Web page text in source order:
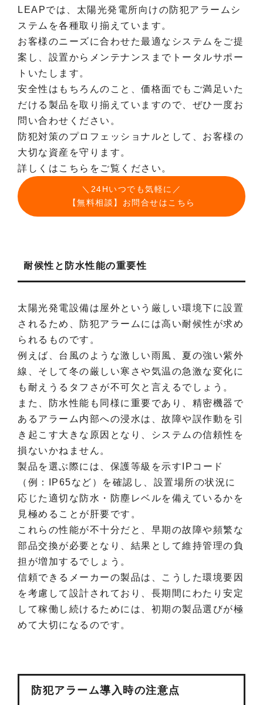
LEAPでは、太陽光発電所向けの防犯アラームシ
ステムを各種取り揃えています。
お客様のニーズに合わせた最適なシステムをご提
案し、設置からメンテナンスまでトータルサポー
トいたします。
安全性はもちろんのこと、価格面でもご満足いた
だける製品を取り揃えていますので、ぜひ一度お
問い合わせください。
防犯対策のプロフェッショナルとして、お客様の
大切な資産を守ります。
詳しくはこちらをご覧ください。
＼24Hいつでも気軽に／
【無料相談】お問合せはこちら
耐候性と防水性能の重要性
太陽光発電設備は屋外という厳しい環境下に設置
されるため、防犯アラームには高い耐候性が求め
られるものです。
例えば、台風のような激しい雨風、夏の強い紫外
線、そして冬の厳しい寒さや気温の急激な変化に
も耐えうるタフさが不可欠と言えるでしょう。
また、防水性能も同様に重要であり、精密機器で
あるアラーム内部への浸水は、故障や誤作動を引
き起こす大きな原因となり、システムの信頼性を
損ないかねません。
製品を選ぶ際には、保護等級を示すIPコード
（例：IP65など）を確認し、設置場所の状況に
応じた適切な防水・防塵レベルを備えているかを
見極めることが肝要です。
これらの性能が不十分だと、早期の故障や頻繁な
部品交換が必要となり、結果として維持管理の負
担が増加するでしょう。
信頼できるメーカーの製品は、こうした環境要因
を考慮して設計されており、長期間にわたり安定
して稼働し続けるためには、初期の製品選びが極
めて大切になるのです。
防犯アラーム導入時の注意点